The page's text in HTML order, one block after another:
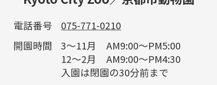
電話番号
075-771-0210
開園時間
3～11月 AM9:00～PM5:00
12～2月 AM9:00～PM4:30
入園は閉園の30分前まで